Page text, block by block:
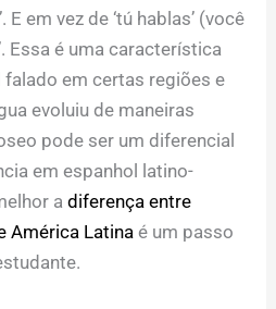
E em vez de ‘tú hablas’ (você
Essa é uma característica
em certas regiões e
evoluiu de maneiras
pode ser um diferencial
em espanhol latino-
adiferença entre
América Latina é um passo